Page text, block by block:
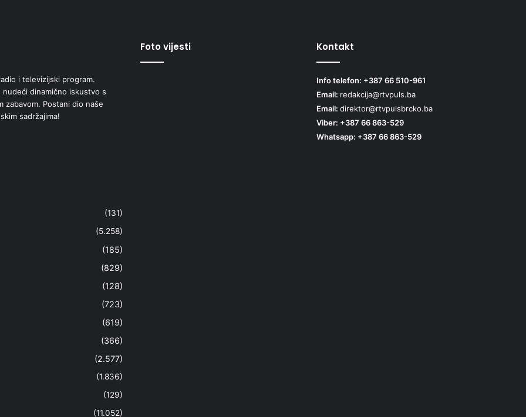
i televizijski program.
nudeći dinamično iskustvo s
zabavom. Postani dio naše
sadržajima!
(131)
(5.258)
(185)
(829)
(128)
(723)
(619)
(366)
(2.577)
(1.836)
(129)
(11.052)
Foto vijesti Kontakt
Info telefon: +387 66 510-961
Email: redakcija@rtvpuls.ba
Email: direktor@rtvpulsbrcko.ba
Viber: +387 66 863-529
Whatsapp: +387 66 863-529